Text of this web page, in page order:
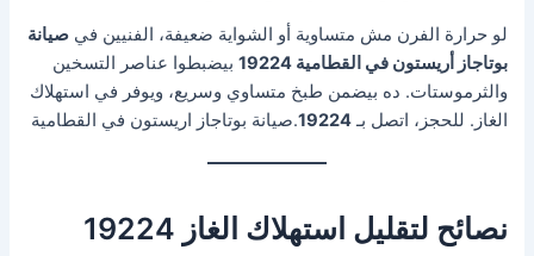
لو حرارة الفرن مش متساوية أو الشواية ضعيفة، الفنيين فيصيانة
بوتاجاز أريستون في القطامية 19224
بيضبطوا عناصر التسخين
والثرموستات. ده بيضمن طبخ متساوي وسريع، ويوفر في استهلاك
الغاز. للحجز، اتصل بـ19224.صيانة بوتاجاز اريستون في القطامية
نصائح لتقليل استهلاك الغاز 19224